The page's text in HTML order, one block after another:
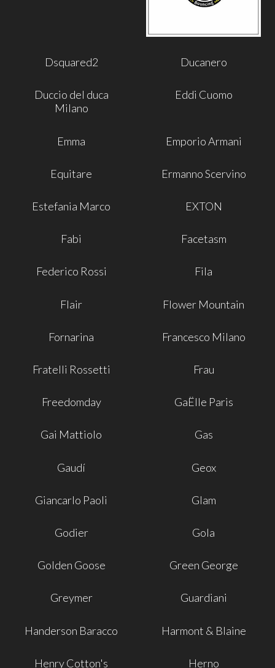
Dsquared2 Ducanero
Duccio del duca
Milano
Eddi Cuomo
Emma Emporio Armani
Equitare Ermanno Scervino
Estefania Marco EXTON
Fabi Facetasm
Federico Rossi Fila
Flair Flower Mountain
Fornarina Francesco Milano
Fratelli Rossetti Frau
Freedomday GaËlle Paris
Gai Mattiolo Gas
Gaudí Geox
Giancarlo Paoli Glam
Godier Gola
Golden Goose Green George
Greymer Guardiani
Handerson Baracco Harmont & Blaine
Henry Cotton's Herno